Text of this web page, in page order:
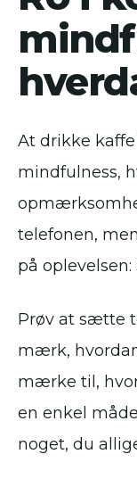
At drikke
mindfulness,
telefonen,
på
Prøv at sætte
mærk,
mærke til,
en enkel
noget, du